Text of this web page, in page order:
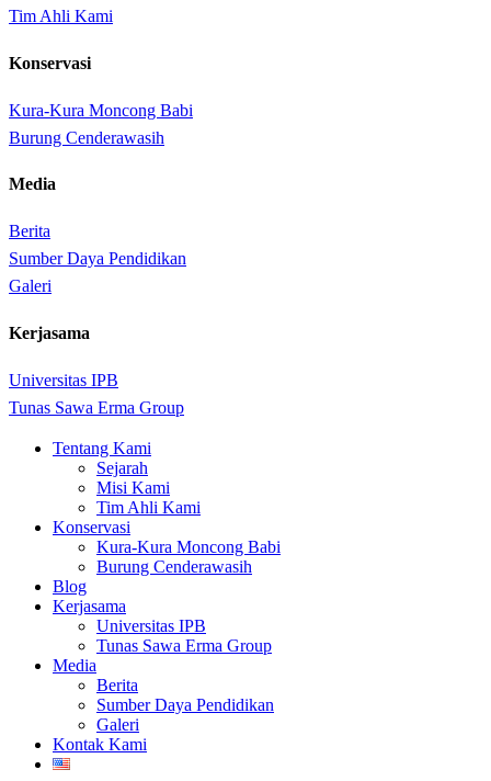
Tim Ahli Kami
Konservasi
Kura-Kura Moncong Babi
Burung Cenderawasih
Media
Berita
Sumber Daya Pendidikan
Galeri
Kerjasama
Universitas IPB
Tunas Sawa Erma Group
Close
Tentang Kami
Sejarah
Misi Kami
Tim Ahli Kami
Konservasi
Kura-Kura Moncong Babi
Burung Cenderawasih
Blog
Kerjasama
Universitas IPB
Tunas Sawa Erma Group
Media
Berita
Sumber Daya Pendidikan
Galeri
Kontak Kami